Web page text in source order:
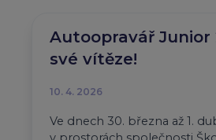
Autoopravář Junior
své vítěze!
10. 4. 2026
Ve dnech 30. března až 1.